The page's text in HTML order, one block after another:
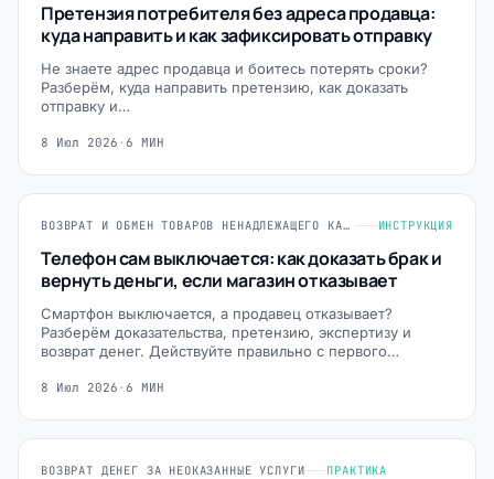
Претензия потребителя без адреса продавца:
куда направить и как зафиксировать отправку
Не знаете адрес продавца и боитесь потерять сроки?
Разберём, куда направить претензию, как доказать
отправку и…
8 Июл 2026 · 6 МИН
ВОЗВРАТ И ОБМЕН ТОВАРОВ НЕНАДЛЕЖАЩЕГО КАЧЕСТВА ИНСТРУКЦИЯ
Телефон сам выключается: как доказать брак и
вернуть деньги, если магазин отказывает
Смартфон выключается, а продавец отказывает?
Разберём доказательства, претензию, экспертизу и
возврат денег. Действуйте правильно с первого…
8 Июл 2026 · 6 МИН
ВОЗВРАТ ДЕНЕГ ЗА НЕОКАЗАННЫЕ УСЛУГИ ПРАКТИКА